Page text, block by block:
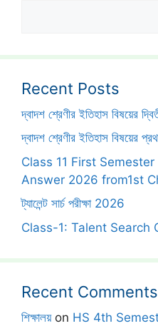
Recent Posts
দ্বাদশ শ্রেণীর ইতিহাস বিষয়ের
দ্বাদশ শ্রেণীর ইতিহাস বিষয়ের
Class 11 First
Answer 2026 from1st
ট্যালেন্ট সার্চ পরীক্ষা 2026
Class-1: Talent Search
Recent Comments
শিক্ষালয়on HS 4th